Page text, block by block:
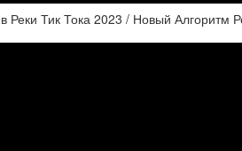
Реки Тик Тока 2023 / Новый Алгоритм